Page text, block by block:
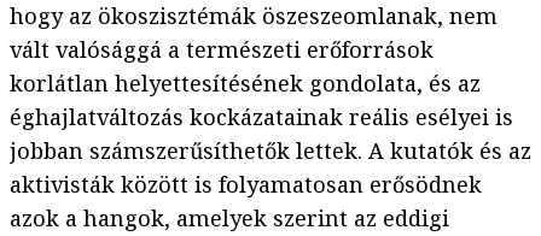
hogy az ökoszisztémák öszeszeomlanak, nem
vált valósággá a természeti erőforrások
korlátlan helyettesítésének gondolata, és az
éghajlatváltozás kockázatainak reális esélyei is
jobban számszerűsíthetők lettek. A kutatók és az
aktivisták között is folyamatosan erősödnek
azok a hangok, amelyek szerint az eddigi